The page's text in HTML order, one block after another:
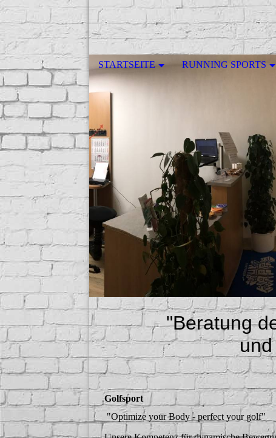
STARTSEITE RUNNING SPORTS
"Beratung
Golfsport
"Optimize your Body - perfect your golf"